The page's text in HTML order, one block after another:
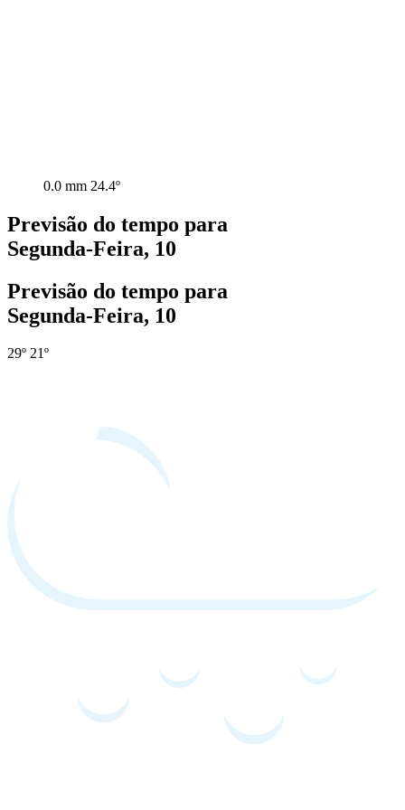
0.0 mm 24.4º
Previsão do tempo para
Segunda-Feira, 10
Previsão do tempo para
Segunda-Feira, 10
29º 21º